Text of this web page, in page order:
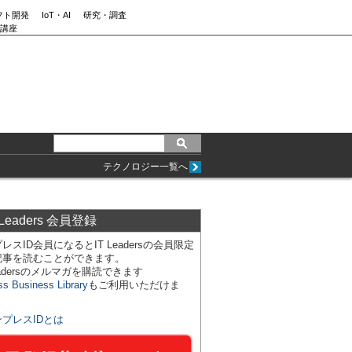
ト開発 IoT・AI
研究・調査
座
テクノロジー一覧へ
会員登録
スID会員になるとIT Leadersの会員限定
を読むことができます。
のメルマガを購読できます
Business Libraryもご利用いただけま
プレスIDとは